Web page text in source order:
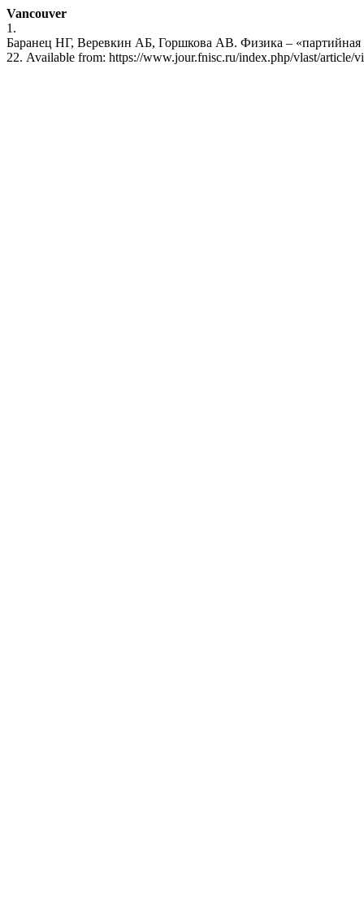
Vancouver
1.
Баранец НГ, Веревкин АБ, Горшкова АВ. Физика – «партийная
22. Available from: https://www.jour.fnisc.ru/index.php/vlast/article/